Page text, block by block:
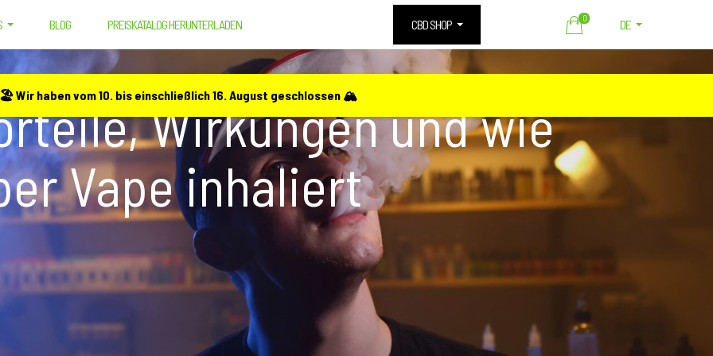
🏖️ Wir haben vom 10. bis einschließlich 16. August geschlossen 🏔️
BLOG PREISKATALOG HERUNTERLADEN CBD SHOP 0 DE
UND WIE MAN CBD-ÖL PER VAPE INHALIERT
Wirkungen und wie
Vape inhaliert